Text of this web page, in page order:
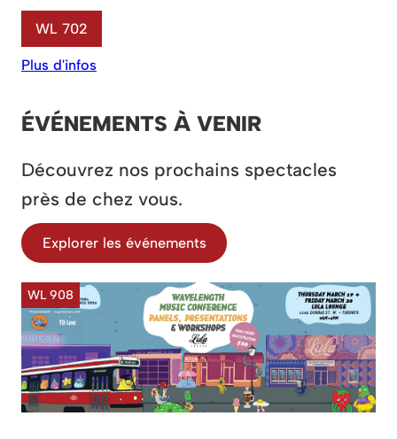
WL 702
Plus d'infos
ÉVÉNEMENTS À VENIR
Découvrez nos prochains spectacles
près de chez vous.
Explorer les événements
WL 908